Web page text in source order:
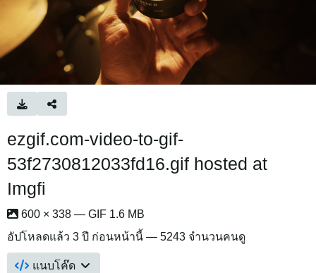
ezgif.com-video-to-gif-
53f2730812033fd16.gif hosted at
Imgfi
600 × 338 — GIF 1.6 MB
อัปโหลดแล้ว 3 ปี ก่อนหน้านี้ — 5243 จำนวนคนดู
แนบโค๊ด